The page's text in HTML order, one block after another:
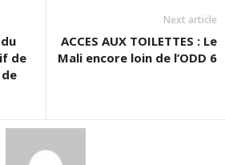
de
Next article
ACCES AUX TOILETTES : Le
Mali encore loin de l’ODD 6